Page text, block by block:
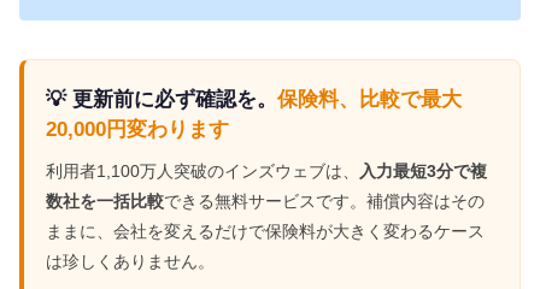
💡 更新前に必ず確認を。 保険料、比較で最大
20,000円変わります
利用者1,100万人突破のインズウェブは、
入力最短3分で複
数社を一括比較できる無料サービスです。補償内容はその
ままに、会社を変えるだけで保険料が大きく変わるケース
は珍しくありません。